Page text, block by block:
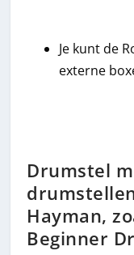
Je kunt de
externe
Drumstel
Hayman,
Beginner